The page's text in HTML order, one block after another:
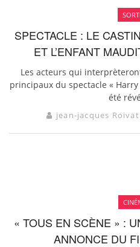
SPECTACLE : LE
ET L’ENFANT
Les acteurs qui
principaux du spectacle «
été
jean-jacques Roivat
« TOUS EN SCÈNE » :
ANNONCE DU